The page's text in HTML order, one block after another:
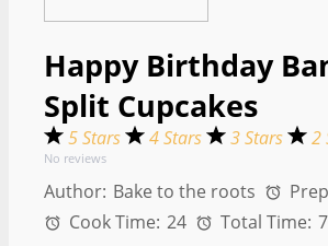
Happy Birthday
Split Cupcakes
5 Stars 4 Stars 3 Stars 2
No reviews
Author: Bake to the roots
Cook Time: 24 Total Time: